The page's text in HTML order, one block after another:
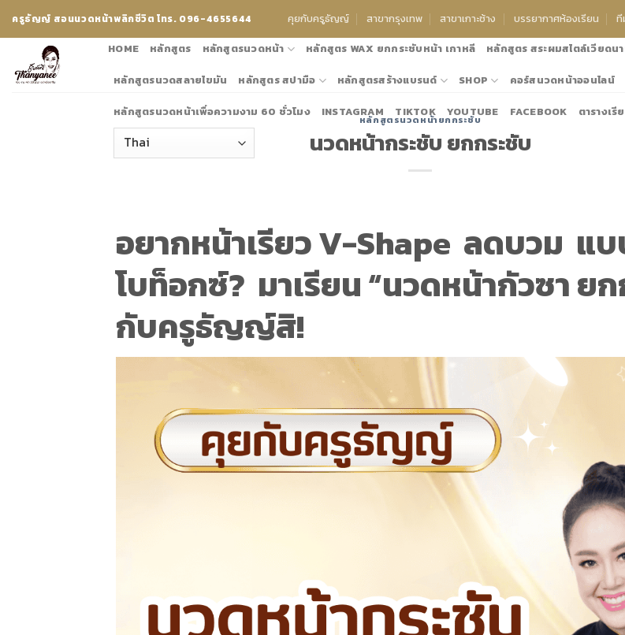
content
ครูธัญญ์ สอนนวดหน้าพลิกชีวิต โทร. 096-4655644 คุยกับครูธัญญ์ สาขากรุงเทพ สาขาเกาะช้าง บรรยากาศห้องเรียน ที
HOME
หลักสูตร หลักสูตรนวดหน้า หลักสูตร WAX ยกกระชับหน้า เกาหลี หลักสูตร สระผมสไตล์เวียดน
หลักสูตรนวดสลายไขมัน หลักสูตร สปามือ หลักสูตรสร้างแบรนด์ SHOP คอร์สนวดหน้าออนไลน์
หลักสูตรนวดหน้าเพื่อความงาม 60 ชั่วโมง INSTAGRAM TIKTOK YOUTUBE FACEBOOK ตารางเรี
หลักสูตรนวดหน้ายกกระชับ
นวดหน้ากระชับ ยกกระชับ
อยากหน้าเรียว V-Shape ลดบวม แบ
โบท็อกซ์? มาเรียน “นวดหน้ากัวซา ยก
กับครูธัญญ์สิ!
แอดไลน์